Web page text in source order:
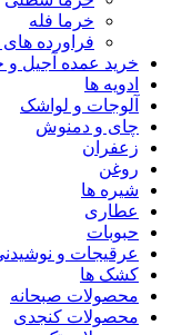
خرما فله
فراورده
خرید عمده آجیل و
ادویه ها
آلوجات و لواشک
چای و دمنوش
زعفران
روغن
شیره ها
عطاری
حبوبات
عرقیجات و
کشک ها
محصولات صبحانه
محصولات کنجدی